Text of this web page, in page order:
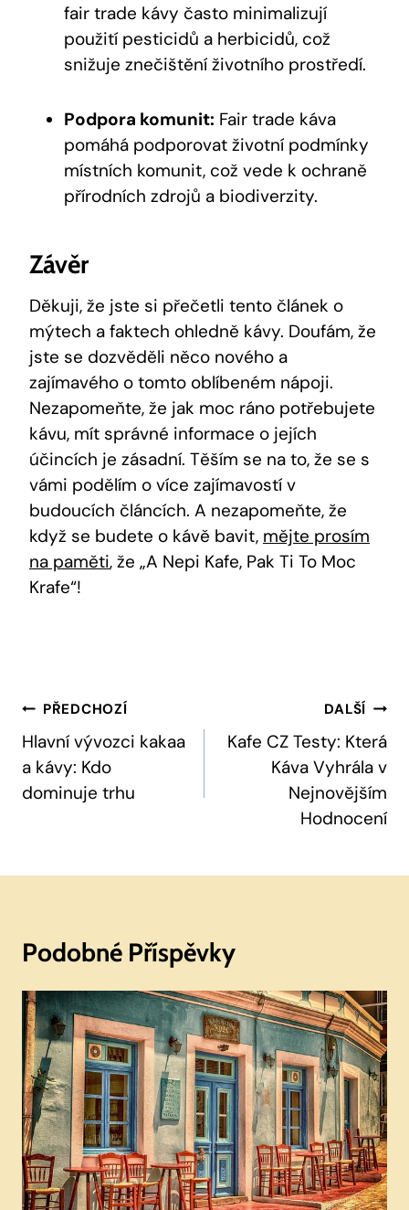
fair trade kávy často minimalizují
použití pesticidů a herbicidů, což
snižuje znečištění životního prostředí.
Podpora komunit: Fair trade káva
pomáhá podporovat životní podmínky
místních komunit, což vede k ochraně
přírodních zdrojů a biodiverzity.
Závěr
Děkuji, že jste si přečetli tento článek o
mýtech a faktech ohledně kávy. Doufám, že
jste se dozvěděli něco nového a
zajímavého o tomto oblíbeném nápoji.
Nezapomeňte, že jak moc ráno potřebujete
kávu, mít správné informace o jejích
účincích je zásadní. Těším se na to, že se s
vámi podělím o více zajímavostí v
budoucích článcích. A nezapomeňte, že
když se budete o kávě bavit, mějte prosím
na paměti, že „A Nepi Kafe, Pak Ti To Moc
Krafe“!
Navigace
Pro
Příspěvek
PŘEDCHOZÍ
Hlavní vývozci kakaa
a kávy: Kdo
dominuje trhu
DALŠÍ
Kafe CZ Testy: Která
Káva Vyhrála v
Nejnovějším
Hodnocení
Podobné Příspěvky